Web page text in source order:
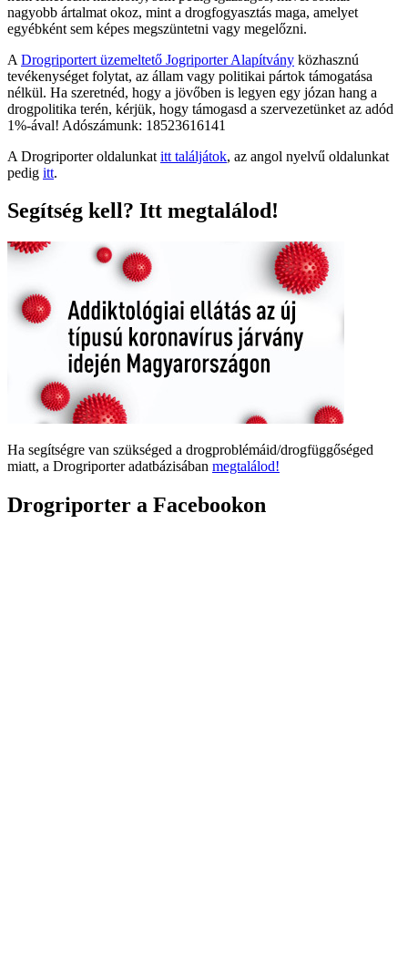
nagyobb ártalmat okoz, mint a drogfogyasztás maga, amelyet
egyébként sem képes megszüntetni vagy megelőzni.
A Drogriportert üzemeltető Jogriporter Alapítvány közhasznú
tevékenységet folytat, az állam vagy politikai pártok támogatása
nélkül. Ha szeretnéd, hogy a jövőben is legyen egy józan hang a
drogpolitika terén, kérjük, hogy támogasd a szervezetünket az adód
1%-ával! Adószámunk: 18523616141
A Drogriporter oldalunkat itt találjátok, az angol nyelvű oldalunkat
pedig itt.
Segítség kell? Itt megtalálod!
Ha segítségre van szükséged a drogproblémáid/drogfüggőséged
miatt, a Drogriporter adatbázisában megtalálod!
Drogriporter a Facebookon